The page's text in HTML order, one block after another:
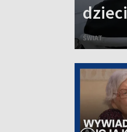
dzieci
ŚWIAT